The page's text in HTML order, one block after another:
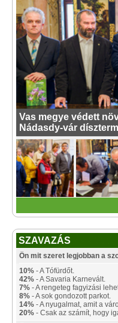
Vas megye védett
Nádasdy-vár
SZAVAZÁS
Ön mit szeret legjobban a
10% - A Tófürdőt.
42% - A Savaria Karnevált.
7% - A rengeteg fagyizási
8% - A sok gondozott parkot.
14% - A nyugalmat, amit a
20% - Csak az számít, hogy